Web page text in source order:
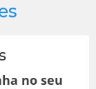
no seu